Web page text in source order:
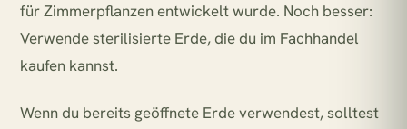
für Zimmerpflanzen entwickelt wurde. Noch besser:
Verwende sterilisierte Erde, die du im Fachhandel
kaufen kannst.
Wenn du bereits geöffnete Erde verwendest, solltest